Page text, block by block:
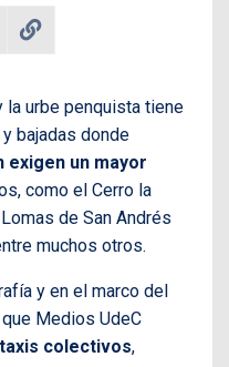
la urbe penquista tiene
bajadas donde
exigen un mayor
como el Cerro la
de San Andrés
muchos otros.
y en el marco del
Medios UdeC
colectivos,